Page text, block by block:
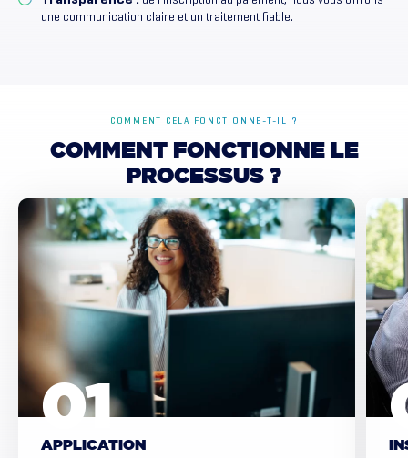
une communication claire et un traitement fiable.
COMMENT CELA FONCTIONNE-T-IL ?
COMMENT FONCTIONNE LE
PROCESSUS ?
APPLICATION